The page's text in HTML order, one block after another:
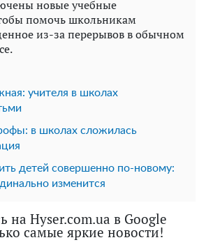
новые учебные
помочь школьникам
из-за перерывов в обычном
учителя в школах
в школах сложилась
детей совершенно по-новому:
изменится
на Hyser.com.ua в Google
самые яркие новости!